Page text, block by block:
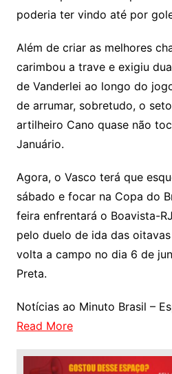
poderia ter vindo até por
Além de criar as melhores
carimbou a trave e exigiu
de Vanderlei ao longo do
de arrumar, sobretudo, o
artilheiro Cano quase não
Januário.
Agora, o Vasco terá que
sábado e focar na Copa do
feira enfrentará o Boavista-
pelo duelo de ida das
volta a campo no dia 6 de
Preta.
Notícias ao Minuto Brasil –
Read More